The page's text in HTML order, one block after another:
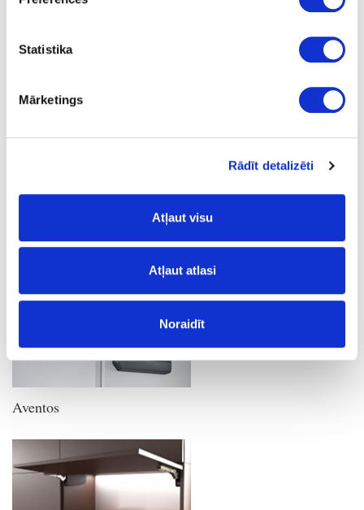
Statistika
Mārketings
Rādīt detalizēti
Atļaut visu
Atļaut atlasi
Noraidīt
Microwinch
Aventos